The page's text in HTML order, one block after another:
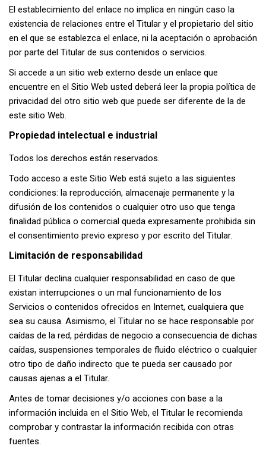
El establecimiento del enlace no implica en ningún caso la
existencia de relaciones entre el Titular y el propietario del sitio
en el que se establezca el enlace, ni la aceptación o aprobación
por parte del Titular de sus contenidos o servicios.
Si accede a un sitio web externo desde un enlace que
encuentre en el Sitio Web usted deberá leer la propia política de
privacidad del otro sitio web que puede ser diferente de la de
este sitio Web.
Propiedad intelectual e industrial
Todos los derechos están reservados.
Todo acceso a este Sitio Web está sujeto a las siguientes
condiciones: la reproducción, almacenaje permanente y la
difusión de los contenidos o cualquier otro uso que tenga
finalidad pública o comercial queda expresamente prohibida sin
el consentimiento previo expreso y por escrito del Titular.
Limitación de responsabilidad
El Titular declina cualquier responsabilidad en caso de que
existan interrupciones o un mal funcionamiento de los
Servicios o contenidos ofrecidos en Internet, cualquiera que
sea su causa. Asimismo, el Titular no se hace responsable por
caídas de la red, pérdidas de negocio a consecuencia de dichas
caídas, suspensiones temporales de fluido eléctrico o cualquier
otro tipo de daño indirecto que te pueda ser causado por
causas ajenas a el Titular.
Antes de tomar decisiones y/o acciones con base a la
información incluida en el Sitio Web, el Titular le recomienda
comprobar y contrastar la información recibida con otras
fuentes.